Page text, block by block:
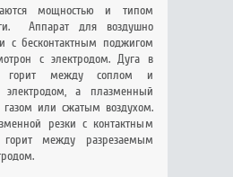
мощностью и типом
Аппарат для воздушно
с бесконтактным поджигом
с электродом. Дуга в
горит между соплом и
электродом, а плазменный
газом или сжатым воздухом.
резки с контактным
между разрезаемым